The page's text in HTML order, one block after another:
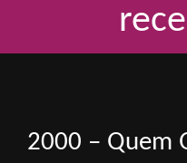
2000 – Quem